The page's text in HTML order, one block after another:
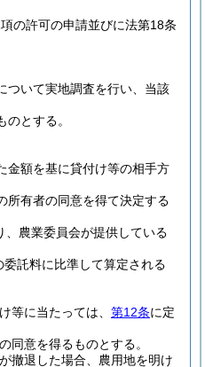
の許可の申請並びに法第18条
ついて実地調査を行い、当該
とする。
金額を基に貸付け等の相手方
所有者の同意を得て決定する
農業委員会が提供している
託料に比準して算定される
等に当たっては、 第12条に定
同意を得るものとする。
撤退した場合、農用地を明け